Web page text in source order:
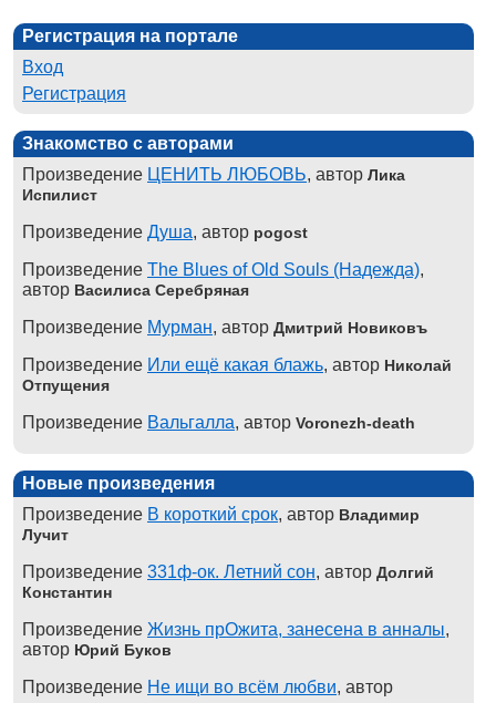
Регистрация на портале
Вход
Регистрация
Знакомство с авторами
Произведение ЦЕНИТЬ ЛЮБОВЬ, автор Лика
Испилист
Произведение Душа, автор pogost
Произведение The Blues of Old Souls (Надежда),
автор Василиса Серебряная
Произведение Мурман, автор Дмитрий Новиковъ
Произведение Или ещё какая блажь, автор Николай
Отпущения
Произведение Вальгалла, автор Voronezh-death
Новые произведения
Произведение В короткий срок, автор Владимир
Лучит
Произведение 331ф-ок. Летний сон, автор Долгий
Константин
Произведение Жизнь прОжита, занесена в анналы,
автор Юрий Буков
Произведение Не ищи во всём любви, автор